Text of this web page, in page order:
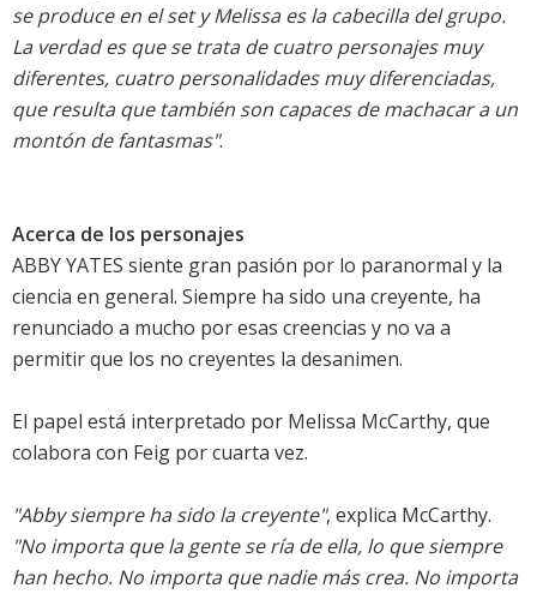
se produce en el set y Melissa es la cabecilla del grupo.
La verdad es que se trata de cuatro personajes muy
diferentes, cuatro personalidades muy diferenciadas,
que resulta que también son capaces de machacar a un
montón de fantasmas".
Acerca de los personajes
ABBY YATES siente gran pasión por lo paranormal y la
ciencia en general. Siempre ha sido una creyente, ha
renunciado a mucho por esas creencias y no va a
permitir que los no creyentes la desanimen.
El papel está interpretado por Melissa McCarthy, que
colabora con Feig por cuarta vez.
"Abby siempre ha sido la creyente", explica McCarthy.
"No importa que la gente se ría de ella, lo que siempre
han hecho. No importa que nadie más crea. No importa